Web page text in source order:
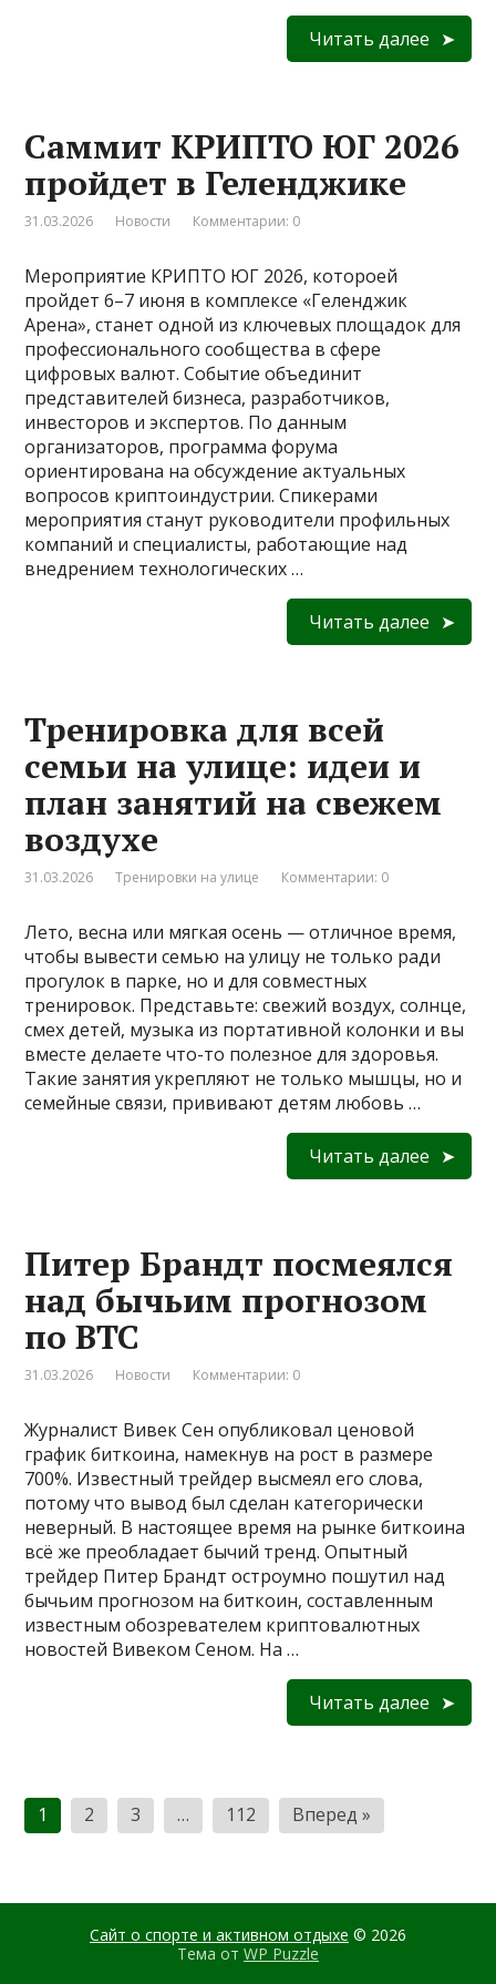
Читать далее
Саммит КРИПТО ЮГ 2026
пройдет в Геленджике
31.03.2026 Новости Комментарии: 0
Мероприятие КРИПТО ЮГ 2026, котороей
пройдет 6–7 июня в комплексе «Геленджик
Арена», станет одной из ключевых площадок для
профессионального сообщества в сфере
цифровых валют. Событие объединит
представителей бизнеса, разработчиков,
инвесторов и экспертов. По данным
организаторов, программа форума
ориентирована на обсуждение актуальных
вопросов криптоиндустрии. Спикерами
мероприятия станут руководители профильных
компаний и специалисты, работающие над
внедрением технологических …
Читать далее
Тренировка для всей
семьи на улице: идеи и
план занятий на свежем
воздухе
31.03.2026 Тренировки на улице Комментарии: 0
Лето, весна или мягкая осень — отличное время,
чтобы вывести семью на улицу не только ради
прогулок в парке, но и для совместных
тренировок. Представьте: свежий воздух, солнце,
смех детей, музыка из портативной колонки и вы
вместе делаете что-то полезное для здоровья.
Такие занятия укрепляют не только мышцы, но и
семейные связи, прививают детям любовь …
Читать далее
Питер Брандт поcмеялся
над бычьим прогнозом
по BTC
31.03.2026 Новости Комментарии: 0
Журналист Вивек Сен опубликовал ценовой
график биткоина, намекнув на рост в размере
700%. Известный трейдер высмеял его слова,
потому что вывод был сделан категорически
неверный. В настоящее время на рынке биткоина
всё же преобладает бычий тренд. Опытный
трейдер Питер Брандт остроумно пошутил над
бычьим прогнозом на биткоин, составленным
известным обозревателем криптовалютных
новостей Вивеком Сеном. На …
Читать далее
Пагинация
записей
1 2 3 … 112 Вперед »
Сайт о спорте и активном отдыхе © 2026
Тема от WP Puzzle